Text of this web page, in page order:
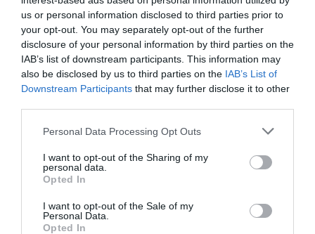
us or personal information disclosed to third parties prior to
your opt-out. You may separately opt-out of the further
disclosure of your personal information by third parties on the
IAB’s list of downstream participants. This information may
also be disclosed by us to third parties on the IAB’s List of
Downstream Participants that may further disclose it to other
Personal Data Processing Opt Outs
I want to opt-out of the Sharing of my
personal data.
Opted In
I want to opt-out of the Sale of my
Personal Data.
Opted In
19 h 23 sans escale : le Boeing 777F de National
Airlines relie l’Écosse à l’Australie
Badissi novembria commenté l'article :
Nice–Corse : ces vols électriques qui se profilent à
histoire de l'aviation
LIRE AUSSI